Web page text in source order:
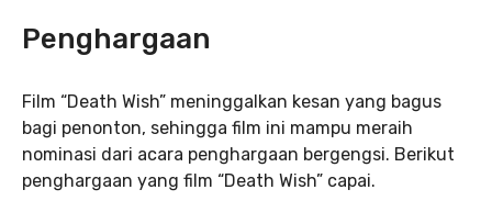
Penghargaan
Film “Death Wish” meninggalkan kesan yang bagus
bagi penonton, sehingga film ini mampu meraih
nominasi dari acara penghargaan bergengsi. Berikut
penghargaan yang film “Death Wish” capai.